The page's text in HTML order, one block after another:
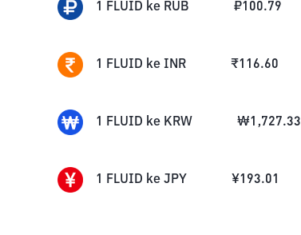
1 FLUID ke RUB ₽100.79
1 FLUID ke INR ₹116.60
1 FLUID ke KRW ₩1,727.33
1 FLUID ke JPY ¥193.01